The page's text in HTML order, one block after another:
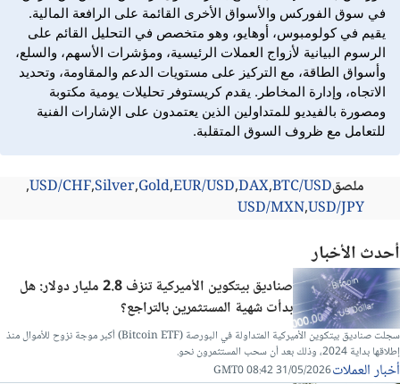
في سوق الفوركس والأسواق الأخرى القائمة على الرافعة المالية.
يقيم في كولومبوس، أوهايو، وهو متخصص في التحليل القائم على
الرسوم البيانية لأزواج العملات الرئيسية، ومؤشرات الأسهم، والسلع،
وأسواق الطاقة، مع التركيز على مستويات الدعم والمقاومة، وتحديد
الاتجاه، وإدارة المخاطر. يقدم كريستوفر تحليلات يومية مكتوبة
ومصورة بالفيديو للمتداولين الذين يعتمدون على الإشارات الفنية
للتعامل مع ظروف السوق المتقلبة.
ملصقBTC/USD
DAX
EUR/USD
Gold
Silver
USD/CHF
USD/JPY
USD/MXN
أحدث الأخبار
صناديق بيتكوين الأميركية تنزف 2.8 مليار دولار: هل
بدأت شهية المستثمرين بالتراجع؟
سجلت صناديق بيتكوين الأميركية المتداولة في البورصة (Bitcoin ETF) أكبر موجة نزوح للأموال منذ
إطلاقها بداية 2024، وذلك بعد أن سحب المستثمرون نحو.
أخبار العملات31/05/2026 08:42 GMT0